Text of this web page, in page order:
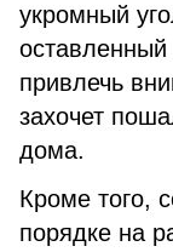
укромный
привлечь
захочет
дома.
Кроме того,
порядке на